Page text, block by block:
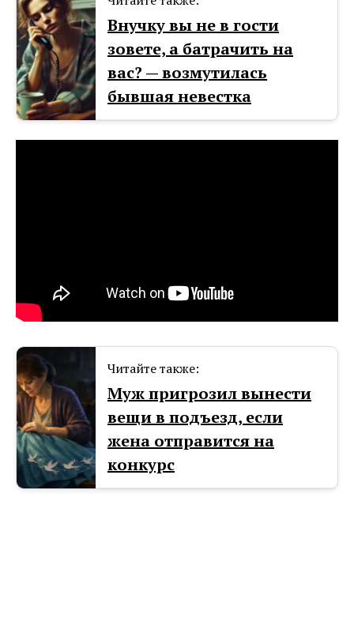
Внучку вы не в гости
зовете, а батрачить на
вас? — возмутилась
бывшая невестка
Читайте также:
Муж пригрозил вынести
вещи в подъезд, если
жена отправится на
конкурс